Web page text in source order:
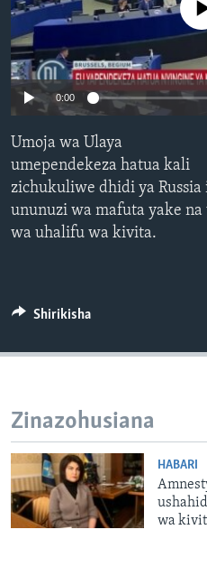
No media
0:00
Umoja wa Ulaya
umependekeza hatua kali
zichukuliwe dhidi ya
ununuzi wa mafuta yake
wa uhalifu wa kivita.
Shirikisha
Zinazohusiana
HABARI
wa